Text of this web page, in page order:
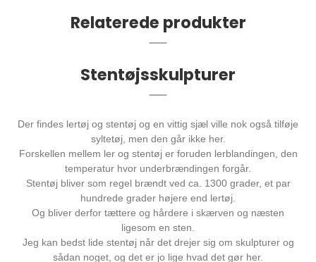
Relaterede produkter
Stentøjsskulpturer
Der findes lertøj og stentøj og en vittig sjæl ville nok også tilføje
syltetøj, men den går ikke her.
Forskellen mellem ler og stentøj er foruden lerblandingen, den
temperatur hvor underbrændingen forgår.
Stentøj bliver som regel brændt ved ca. 1300 grader, et par
hundrede grader højere end lertøj.
Og bliver derfor tættere og hårdere i skærven og næsten
ligesom en sten.
Jeg kan bedst lide stentøj når det drejer sig om skulpturer og
sådan noget, og det er jo lige hvad det gør her.